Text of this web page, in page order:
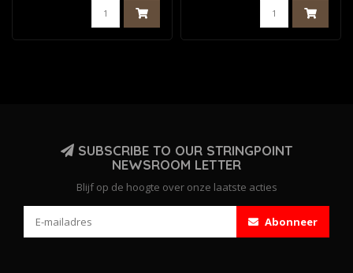
SUBSCRIBE TO OUR STRINGPOINT
NEWSROOM LETTER
Blijf op de hoogte over onze laatste acties
Abonneer